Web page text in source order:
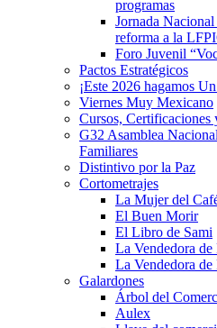
programas
Jornada
reforma a la
Foro Juvenil
Pactos Estratégicos
¡Este 2026 hagamos
Viernes Muy Mexicano
Cursos, Certificaciones
G32 Asamblea
Familiares
Distintivo por la Paz
Cortometrajes
La Mujer del
El Buen Morir
El Libro de Sami
La Vendedora de
La Vendedora de
Galardones
Árbol del
Aulex